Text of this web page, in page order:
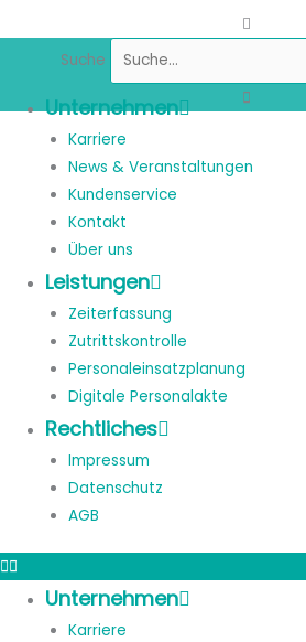
Suche
Unternehmen
Karriere
News & Veranstaltungen
Kundenservice
Kontakt
Über uns
Leistungen
Zeiterfassung
Zutrittskontrolle
Personaleinsatzplanung
Digitale Personalakte
Rechtliches
Impressum
Datenschutz
AGB
Unternehmen
Karriere